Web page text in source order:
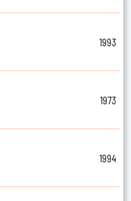
1993
1973
1994